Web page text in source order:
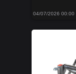
04/07/2026 00:00